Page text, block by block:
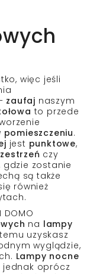
więc jeśli
zaufaj naszym
to przede
pomieszczeniu.
jest punktowe,
czy
gdzie zostanie
są także
również
.
DOMO
na lampy
uzyskasz
wyglądzie,
. Lampy nocne
jednak oprócz